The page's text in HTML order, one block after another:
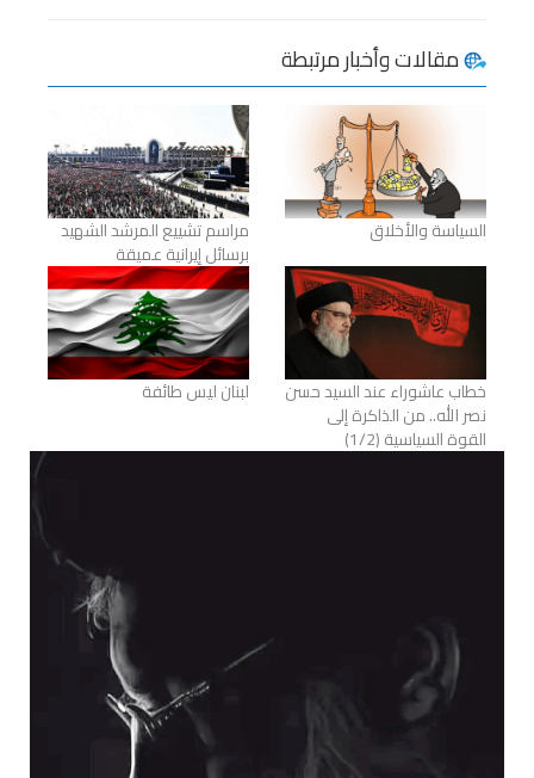
مقالات وأخبار مرتبطة
السياسة والأخلاق مراسم تشييع المرشد الشهيد
برسائل إيرانية عميقة
خطاب عاشوراء عند السيد حسن
نصر الله.. من الذاكرة إلى
القوة السياسية (1/2)
لبنان ليس طائفة